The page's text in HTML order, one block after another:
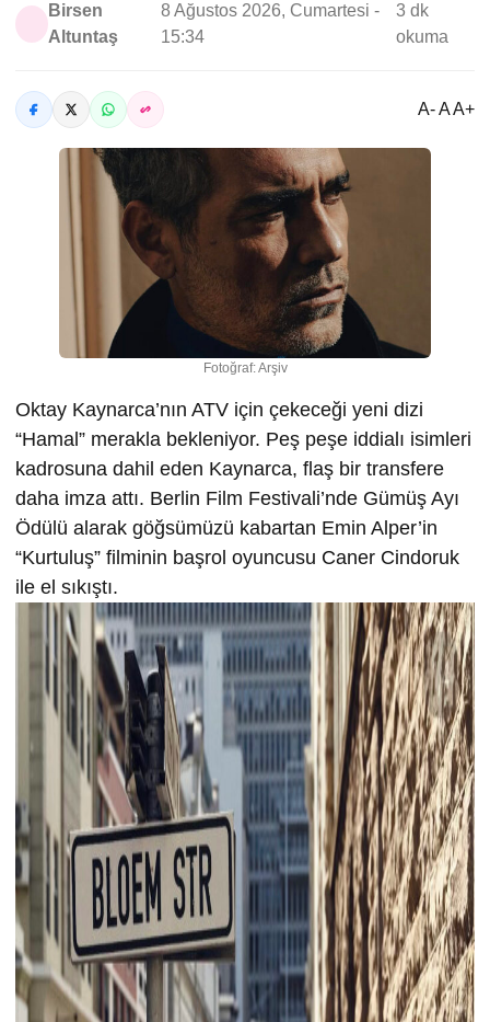
Birsen
Altuntaş
8 Ağustos 2026, Cumartesi -
15:34
3 dk
okuma
A- A A+
Fotoğraf: Arşiv
Oktay Kaynarca’nın ATV için çekeceği yeni dizi
“Hamal” merakla bekleniyor. Peş peşe iddialı isimleri
kadrosuna dahil eden Kaynarca, flaş bir transfere
daha imza attı. Berlin Film Festivali’nde Gümüş Ayı
Ödülü alarak göğsümüzü kabartan Emin Alper’in
“Kurtuluş” filminin başrol oyuncusu Caner Cindoruk
ile el sıkıştı.